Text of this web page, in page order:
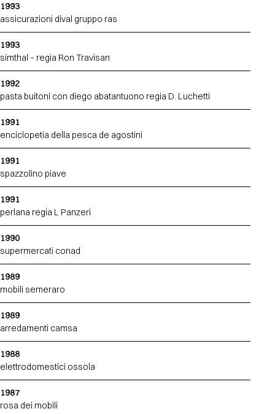
1993
assicurazioni dival gruppo ras
1993
simthal – regia Ron Travisan
1992
pasta buitoni con diego abatantuono regia D. Luchetti
1991
enciclopetia della pesca de agostini
1991
spazzolino piave
1991
perlana regia L Panzeri
1990
supermercati conad
1989
mobili semeraro
1989
arredamenti camsa
1988
elettrodomestici ossola
1987
rosa dei mobili